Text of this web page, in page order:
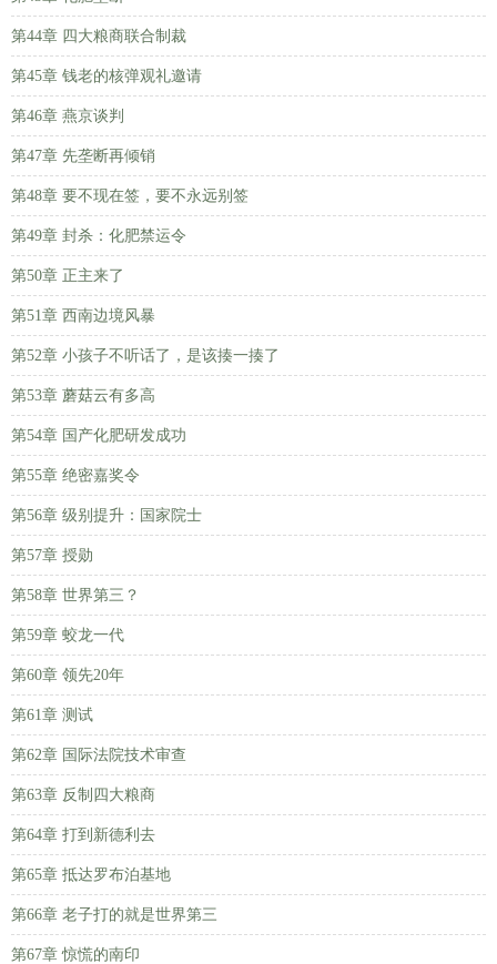
第44章 四大粮商联合制裁
第45章 钱老的核弹观礼邀请
第46章 燕京谈判
第47章 先垄断再倾销
第48章 要不现在签，要不永远别签
第49章 封杀：化肥禁运令
第50章 正主来了
第51章 西南边境风暴
第52章 小孩子不听话了，是该揍一揍了
第53章 蘑菇云有多高
第54章 国产化肥研发成功
第55章 绝密嘉奖令
第56章 级别提升：国家院士
第57章 授勋
第58章 世界第三？
第59章 蛟龙一代
第60章 领先20年
第61章 测试
第62章 国际法院技术审查
第63章 反制四大粮商
第64章 打到新德利去
第65章 抵达罗布泊基地
第66章 老子打的就是世界第三
第67章 惊慌的南印